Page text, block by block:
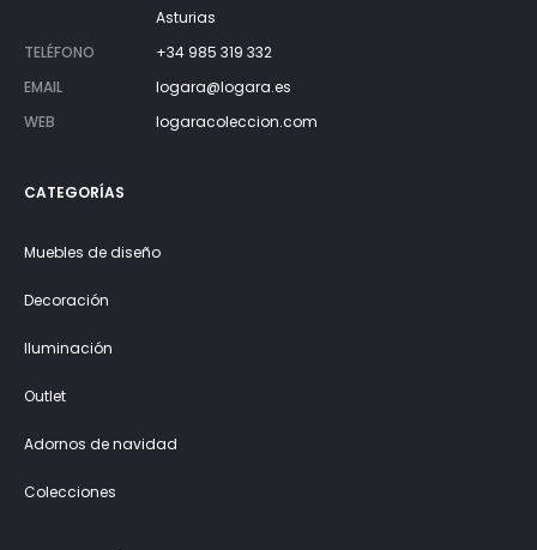
Asturias
TELÉFONO
+34 985 319 332
EMAIL
logara@logara.es
WEB
logaracoleccion.com
CATEGORÍAS
Muebles de diseño
Decoración
Iluminación
Outlet
Adornos de navidad
Colecciones